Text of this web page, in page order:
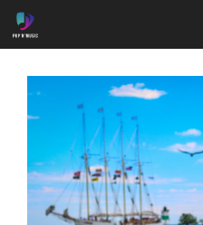
Aller
au